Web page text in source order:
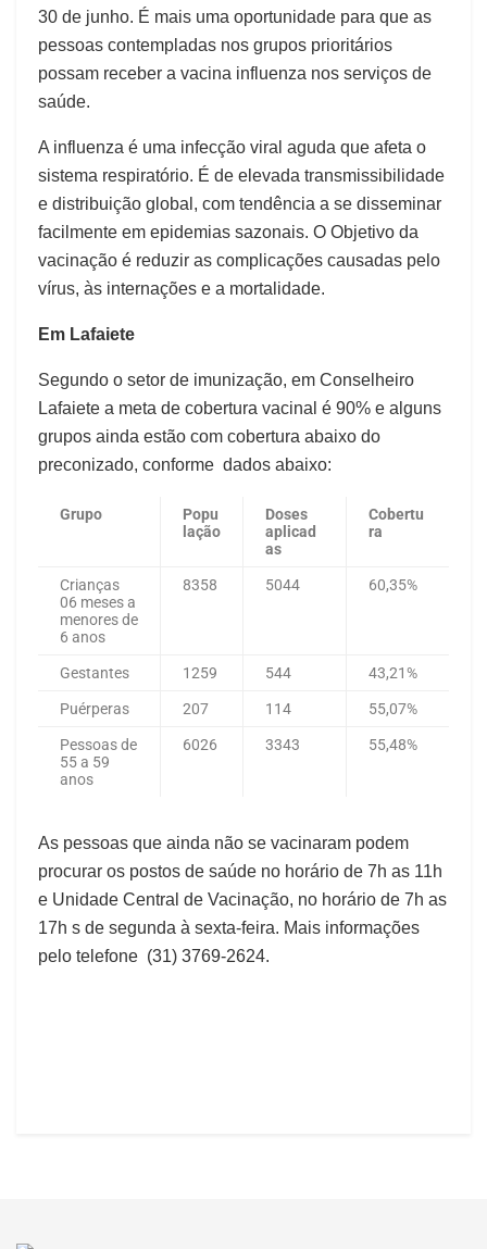
30 de junho. É mais uma oportunidade para que as
pessoas contempladas nos grupos prioritários
possam receber a vacina influenza nos serviços de
saúde.
A influenza é uma infecção viral aguda que afeta o
sistema respiratório. É de elevada transmissibilidade
e distribuição global, com tendência a se disseminar
facilmente em epidemias sazonais. O Objetivo da
vacinação é reduzir as complicações causadas pelo
vírus, às internações e a mortalidade.
Em Lafaiete
Segundo o setor de imunização, em Conselheiro
Lafaiete a meta de cobertura vacinal é 90% e alguns
grupos ainda estão com cobertura abaixo do
preconizado, conforme dados abaixo:
Grupo
Popu
lação
Doses
aplicad
as
Cobertu
ra
Crianças
06 meses a
menores de
6 anos
8358 5044 60,35%
Gestantes 1259 544 43,21%
Puérperas 207 114 55,07%
Pessoas de
55 a 59
anos
6026 3343 55,48%
As pessoas que ainda não se vacinaram podem
procurar os postos de saúde no horário de 7h as 11h
e Unidade Central de Vacinação, no horário de 7h as
17h s de segunda à sexta-feira. Mais informações
pelo telefone (31) 3769-2624.